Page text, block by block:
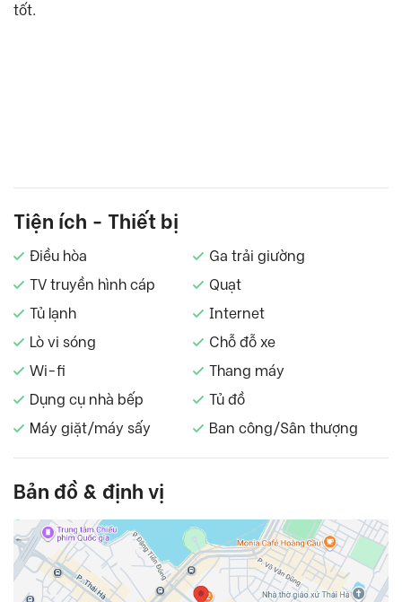
tốt.
Tiện ích - Thiết bị
Điều hòa
Ga trải giường
TV truyền hình cáp
Quạt
Tủ lạnh
Internet
Lò vi sóng
Chỗ đỗ xe
Wi-fi
Thang máy
Dụng cụ nhà bếp
Tủ đồ
Máy giặt/máy sấy
Ban công/Sân thượng
Bản đồ & định vị